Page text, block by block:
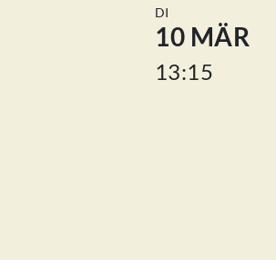
DI
10 MÄR
13:15